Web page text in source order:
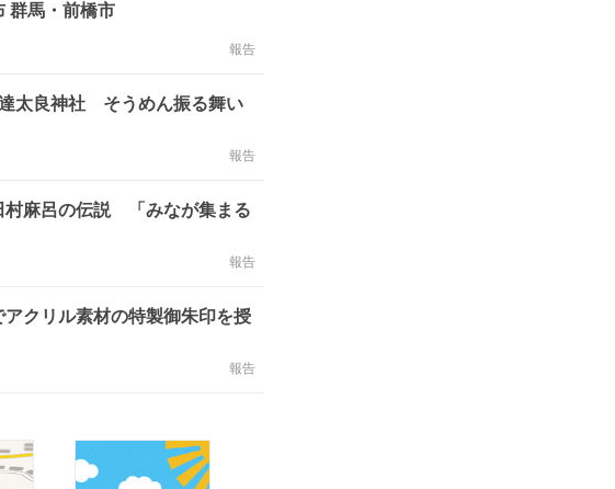
群馬・前橋市
報告
太良神社 そうめん振る舞い
報告
麻呂の伝説 「みなが集まる
報告
クリル素材の特製御朱印を授
報告